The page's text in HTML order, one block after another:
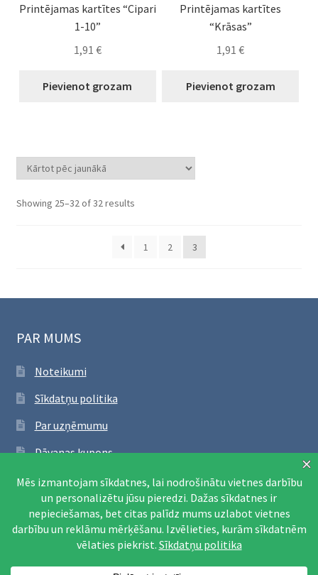
Printējamas kartītes “Cipari
1-10”
1,91 €
Pievienot grozam
Printējamas kartītes
“Krāsas”
1,91€
Pievienot grozam
Showing 25–32 of 32 resultsSorted
1
2 3
PAR MUMS
Noteikumi
Sīkdatņu politika
Par uzņēmumu
Dāvanas kupons
SEKO FACEBOOK
Apmeklēt Facebook lapu
© Printējami mācību materiāli